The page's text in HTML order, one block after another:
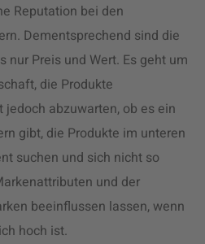
Reputation bei den
Dementsprechend sind die
nur Preis und Wert. Es geht um
die Produkte
jedoch abzuwarten, ob es ein
gibt, die Produkte im unteren
suchen und sich nicht so
und der
beeinflussen lassen, wenn
hoch ist.